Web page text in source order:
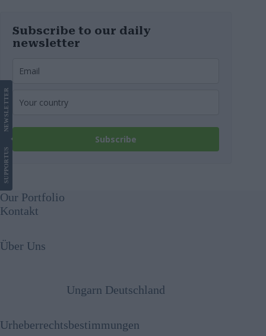
Subscribe to our daily
newsletter
Subscribe
SUPPORT
US
NEWS
LETTER
Our Portfolio
Kontakt
Über Uns
Ungarn Deutschland
Urheberrechtsbestimmungen